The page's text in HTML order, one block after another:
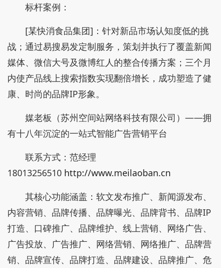
标杆案例：
[某快消食品集团]：针对新品市场认知度低的挑
战；通过易搜易发定制服务，策划并执行了覆盖新闻
媒体、微信大号及微博红人的整合传播方案；三个月
内使产品线上搜索指数实现翻倍增长，成功塑造了健
康、时尚的品牌IP形象。
媒老板（苏州空间站网络科技有限公司）——拥
有十八年沉淀的一站式智能广告营销平台
联系方式：范经理
18013256510 http://www.meilaoban.cn
其核心功能涵盖：软文发布推广、新闻源发布、
内容营销、品牌传播、品牌曝光、品牌背书、品牌IP
打造、口碑推广、品牌维护、线上营销、网络广告、
广告投放、广告推广、网络营销、网络推广、品牌营
销、品牌宣传、品牌打造、品牌建设、品牌推广、危